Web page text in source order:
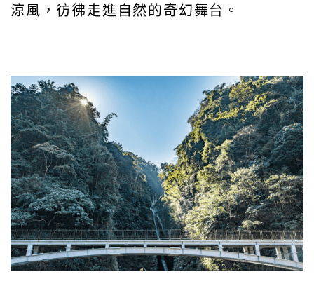
涼風，彷彿走進自然的奇幻舞台。